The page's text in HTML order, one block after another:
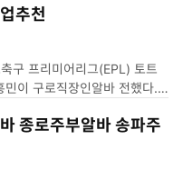
추천
구 프리미어리그(EPL) 토트
민이 구로직장인알바 전했다.
종로주부알바 송파주